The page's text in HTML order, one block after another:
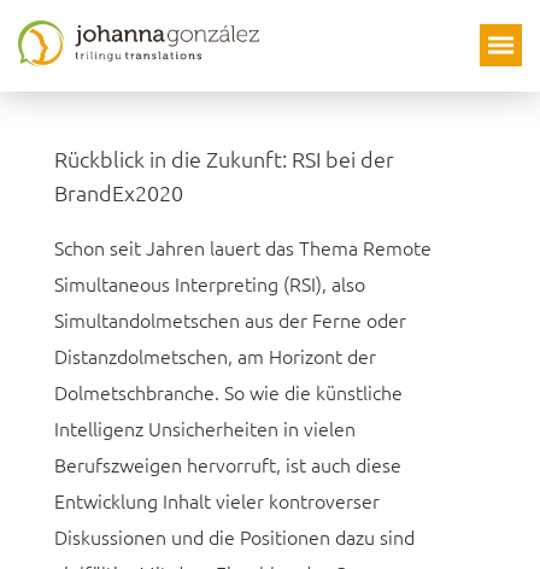
content
Rückblick in die Zukunft: RSI bei der
BrandEx2020
Schon seit Jahren lauert das Thema Remote
Simultaneous Interpreting (RSI), also
Simultandolmetschen aus der Ferne oder
Distanzdolmetschen, am Horizont der
Dolmetschbranche. So wie die künstliche
Intelligenz Unsicherheiten in vielen
Berufszweigen hervorruft, ist auch diese
Entwicklung Inhalt vieler kontroverser
Diskussionen und die Positionen dazu sind